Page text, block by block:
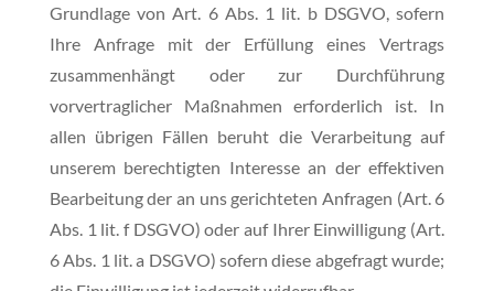
Grundlage von Art. 6 Abs. 1 lit. b DSGVO, sofern
Ihre Anfrage mit der Erfüllung eines Vertrags
zusammenhängt oder zur Durchführung
vorvertraglicher Maßnahmen erforderlich ist. In
allen übrigen Fällen beruht die Verarbeitung auf
unserem berechtigten Interesse an der effektiven
Bearbeitung der an uns gerichteten Anfragen (Art. 6
Abs. 1 lit. f DSGVO) oder auf Ihrer Einwilligung (Art.
6 Abs. 1 lit. a DSGVO) sofern diese abgefragt wurde;